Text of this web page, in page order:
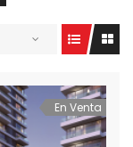
En Venta